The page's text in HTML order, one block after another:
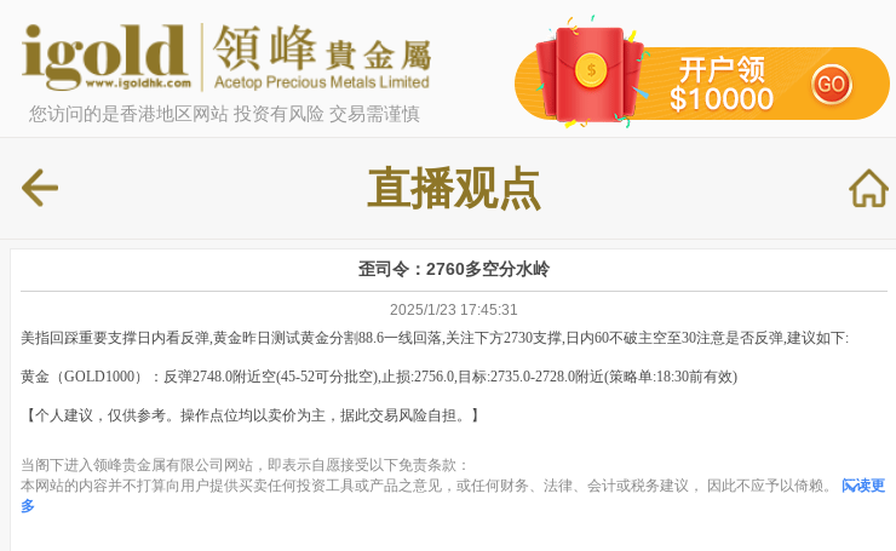
您访问的是香港地区网站 投资有风险 交易需谨慎
直播观点
歪司令：2760多空分水岭
2025/1/23 17:45:31
美指回踩重要支撑日内看反弹,黄金昨日测试黄金分割88.6一线回落,关注下方2730支撑,日内60不破主空至30注意是否反弹,建议如下:
黄金（GOLD1000）：反弹2748.0附近空(45-52可分批空),止损:2756.0,目标:2735.0-2728.0附近(策略单:18:30前有效)
【个人建议，仅供参考。操作点位均以卖价为主，据此交易风险自担。】
当阁下进入领峰贵金属有限公司网站，即表示自愿接受以下免责条款：
本网站的内容并不打算向用户提供买卖任何投资工具或产品之意见，或任何财务、法律、会计或税务建议， 因此不应予以倚赖。
阅读更
多